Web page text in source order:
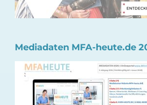
Mediadaten MFA-heute.de